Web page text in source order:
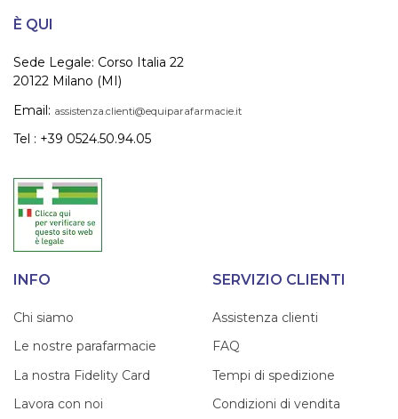
È QUI
Sede Legale: Corso Italia 22
20122 Milano (MI)
Email: assistenza.clienti@equiparafarmacie.it
Tel : +39 0524.50.94.05
INFO
Chi siamo
Le nostre parafarmacie
La nostra Fidelity Card
Lavora con noi
SERVIZIO CLIENTI
Assistenza clienti
FAQ
Tempi di spedizione
Condizioni di vendita